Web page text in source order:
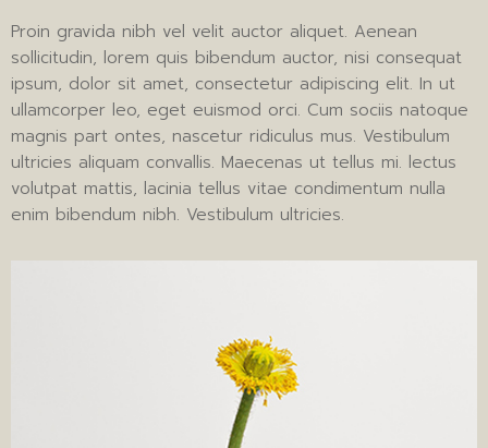
Proin gravida nibh vel velit auctor aliquet. Aenean
sollicitudin, lorem quis bibendum auctor, nisi consequat
ipsum, dolor sit amet, consectetur adipiscing elit. In ut
ullamcorper leo, eget euismod orci. Cum sociis natoque
magnis part ontes, nascetur ridiculus mus. Vestibulum
ultricies aliquam convallis. Maecenas ut tellus mi. lectus
volutpat mattis, lacinia tellus vitae condimentum nulla
enim bibendum nibh. Vestibulum ultricies.